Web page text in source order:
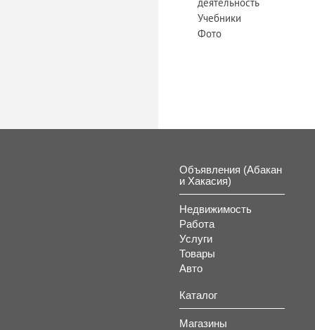
Учебники
Фото
Объявления (Абакан
и Хакасия)
Недвижимость
Работа
Услуги
Товары
Авто
Каталог
Магазины